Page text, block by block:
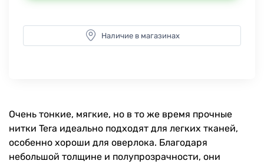
Наличие в магазинах
Очень тонкие, мягкие, но в то же время прочные
нитки Tera идеально подходят для легких тканей,
особенно хороши для оверлока. Благодаря
небольшой толщине и полупрозрачности, они